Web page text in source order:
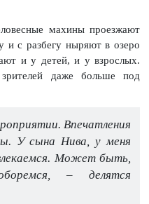
махины проезжают
и с разбегу ныряют в озеро
и у детей, и у взрослых.
даже больше под
Впечатления
У сына Нива, у меня
Может быть,
– делятся